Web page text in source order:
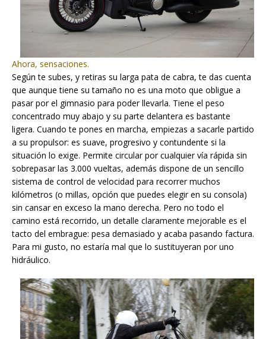
Ahora, sensaciones.
Según te subes, y retiras su larga pata de cabra, te das cuenta
que aunque tiene su tamaño no es una moto que obligue a
pasar por el gimnasio para poder llevarla. Tiene el peso
concentrado muy abajo y su parte delantera es bastante
ligera. Cuando te pones en marcha, empiezas a sacarle partido
a su propulsor: es suave, progresivo y contundente si la
situación lo exige. Permite circular por cualquier vía rápida sin
sobrepasar las 3.000 vueltas, además dispone de un sencillo
sistema de control de velocidad para recorrer muchos
kilómetros (o millas, opción que puedes elegir en su consola)
sin cansar en exceso la mano derecha. Pero no todo el
camino está recorrido, un detalle claramente mejorable es el
tacto del embrague: pesa demasiado y acaba pasando factura.
Para mi gusto, no estaría mal que lo sustituyeran por uno
hidráulico.